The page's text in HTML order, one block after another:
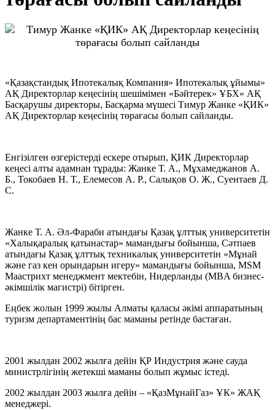
«Қазақстандық Ипотекалық Компания» Ипотекалық ұйымы»
АҚ Директорлар кеңесінің шешімімен «Бәйтерек» ҰБХ» АҚ
Басқарушы директоры, Басқарма мүшесі Тимур Жанке «ҚИК»
АҚ Директорлар кеңесінің төрағасы болып сайланды.
Енгізілген өзгерістерді ескере отырып, ҚИК Директорлар
кеңесі алты адамнан тұрады: Жанке Т. А., Мұхамеджанов А.
Б., Токобаев Н. Т., Елемесов А. Р., Салықов О. Ж., Суентаев Д.
С.
Жанке Т. А. Әл-Фараби атындағы Қазақ ұлттық университетін
«Халықаралық қатынастар» мамандығы бойынша, Сәтпаев
атындағы Қазақ ұлттық техникалық университетін «Мұнай
және газ кен орындарын игеру» мамандығы бойынша, MSM
Маастрихт менеджмент мектебін, Нидерланды (MBA бизнес-
әкімшілік магистрі) бітірген.
Еңбек жолын 1999 жылы Алматы қаласы әкімі аппаратының
туризм департаментінің бас маманы ретінде бастаған.
2001 жылдан 2002 жылға дейін ҚР Индустрия және сауда
министрлігінің жетекші маманы болып жұмыс істеді.
2002 жылдан 2003 жылға дейін – «ҚазМұнайГаз» ҰК» ЖАҚ
менеджері.